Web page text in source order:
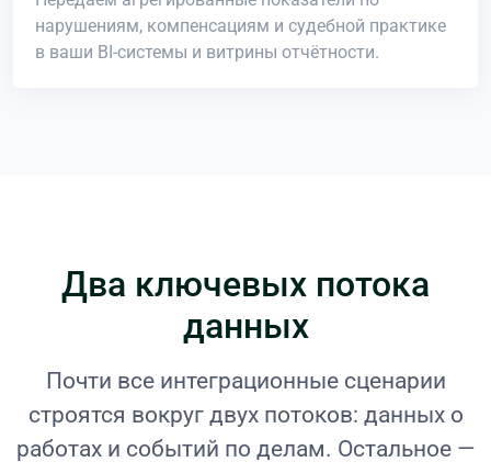
нарушениям, компенсациям и судебной практике
в ваши BI-системы и витрины отчётности.
Два ключевых потока
данных
Почти все интеграционные сценарии
строятся вокруг двух потоков: данных о
работах и событий по делам. Остальное —